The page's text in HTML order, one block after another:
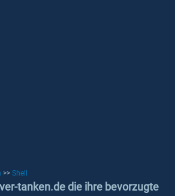
>> Shell
tanken.de die ihre bevorzugte